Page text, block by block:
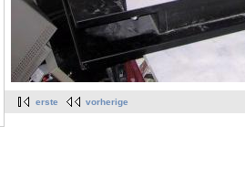
erste vorherige